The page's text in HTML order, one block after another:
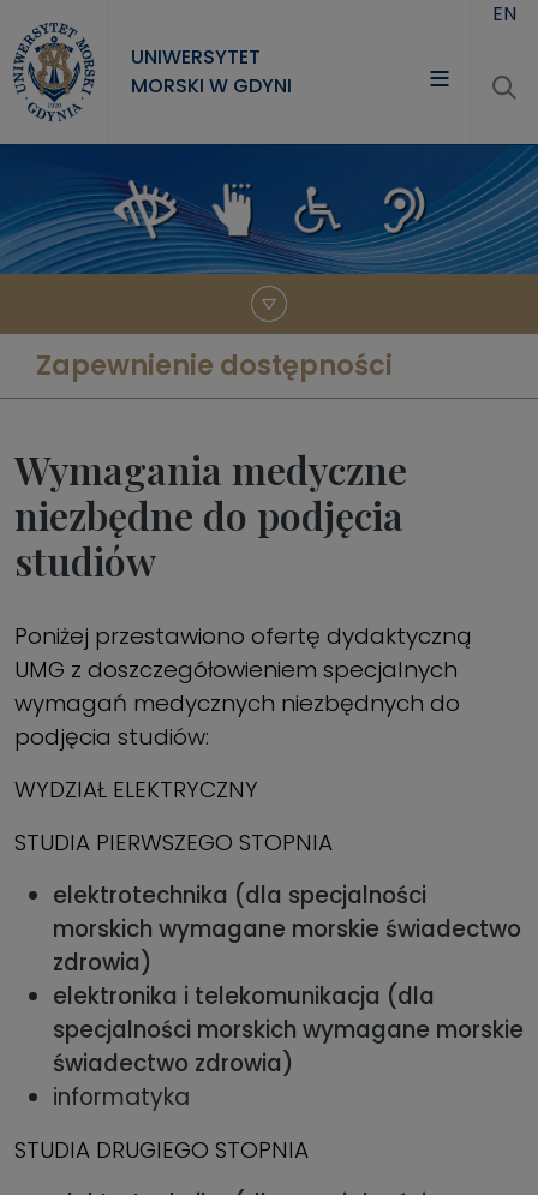
UNIWERSYTET
MORSKI W GDYNI
STUDIA
NAUKA
EN
Zapewnienie dostępności
Wymagania medyczne
niezbędne do podjęcia
studiów
Poniżej przestawiono ofertę dydaktyczną
UMG z doszczegółowieniem specjalnych
wymagań medycznych niezbędnych do
podjęcia studiów:
WYDZIAŁ ELEKTRYCZNY
STUDIA PIERWSZEGO STOPNIA
elektrotechnika (dla specjalności
morskich wymagane morskie świadectwo
zdrowia)
elektronika i telekomunikacja (dla
specjalności morskich wymagane morskie
świadectwo zdrowia)
informatyka
STUDIA DRUGIEGO STOPNIA